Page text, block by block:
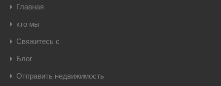
Главная
кто мы
Свяжитесь с
Блог
Отправить недвижимость